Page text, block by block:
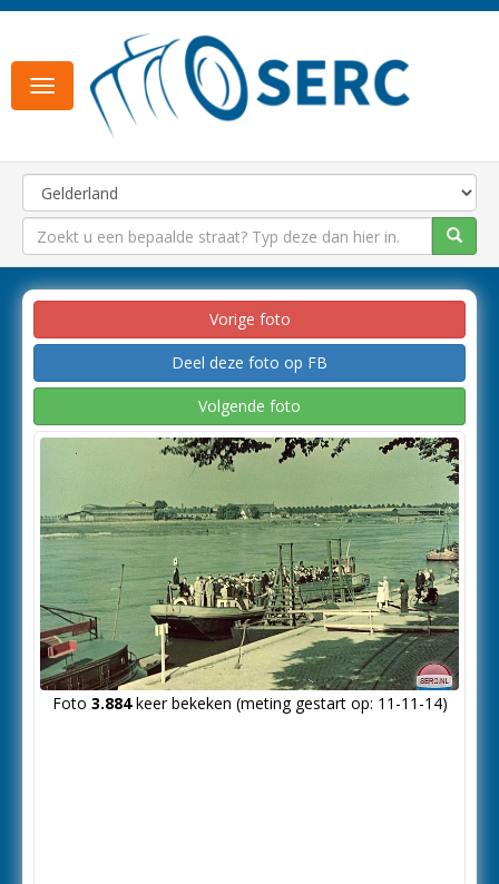
Toggle
navigation
Vorige foto
Deel deze foto op FB
Volgende foto
Foto 3.884keer bekeken (meting gestart op: 11-11-14)